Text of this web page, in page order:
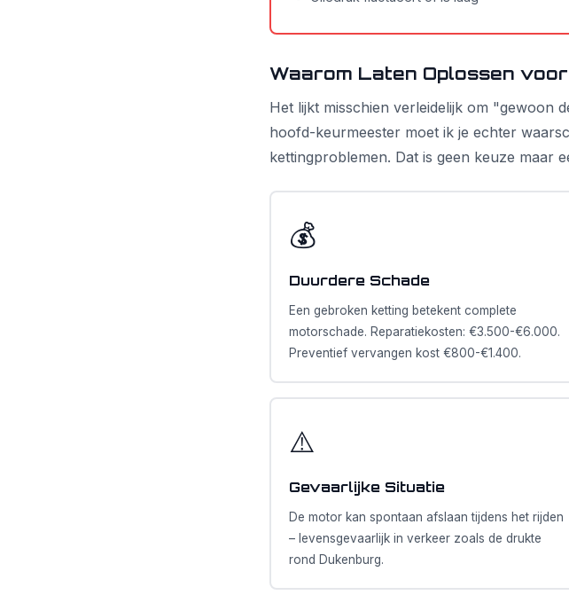
Waarom Laten Oplossen voor
Het lijkt misschien verleidelijk om "gewoon
hoofd-keurmeester moet ik je echter
kettingproblemen. Dat is geen keuze maar
💰
Duurdere Schade
Een gebroken ketting betekent complete
motorschade. Reparatiekosten: €3.500-€6.000.
Preventief vervangen kost €800-€1.400.
⚠️
Gevaarlijke Situatie
De motor kan spontaan afslaan tijdens het rijden
– levensgevaarlijk in verkeer zoals de drukte
rond Dukenburg.